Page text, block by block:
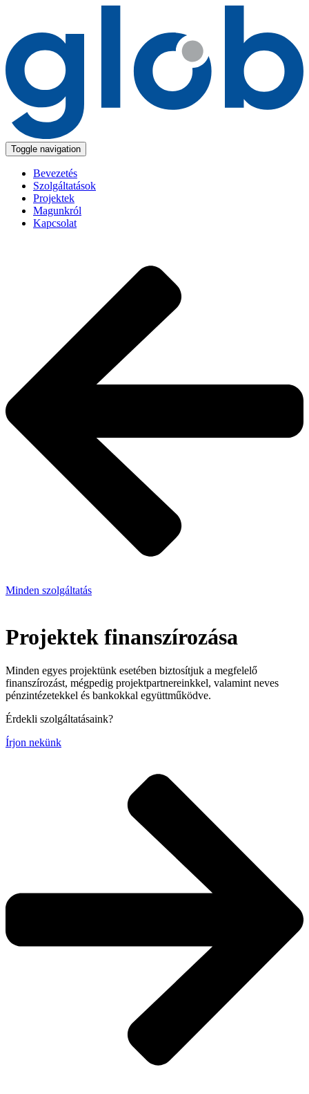
Toggle navigation
Bevezetés
Szolgáltatások
Projektek
Magunkról
Kapcsolat
Minden szolgáltatás
Projektek finanszírozása
Minden egyes projektünk esetében biztosítjuk a megfelelő
finanszírozást, mégpedig projektpartnereinkkel, valamint neves
pénzintézetekkel és bankokkal együttműködve.
Érdekli szolgáltatásaink?
Írjon nekünk